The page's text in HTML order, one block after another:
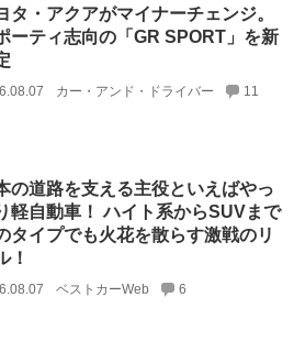
タ・アクアがマイナーチェンジ。
ーティ志向の「GR SPORT」を新
カー・アンド・ドライバー 11
の道路を支える主役といえばやっ
軽自動車！ ハイト系からSUVまで
タイプでも火花を散らす激戦のリ
！
ベストカーWeb 6